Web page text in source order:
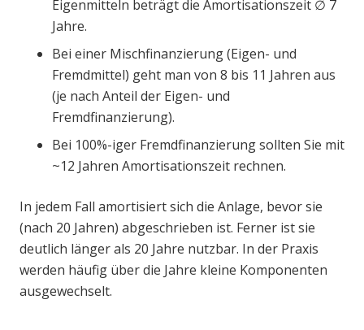
Eigenmitteln beträgt die Amortisationszeit ∅ 7
Jahre.
Bei einer Mischfinanzierung (Eigen- und
Fremdmittel) geht man von 8 bis 11 Jahren aus
(je nach Anteil der Eigen- und
Fremdfinanzierung).
Bei 100%-iger Fremdfinanzierung sollten Sie mit
~12 Jahren Amortisationszeit rechnen.
In jedem Fall amortisiert sich die Anlage, bevor sie
(nach 20 Jahren) abgeschrieben ist. Ferner ist sie
deutlich länger als 20 Jahre nutzbar. In der Praxis
werden häufig über die Jahre kleine Komponenten
ausgewechselt.